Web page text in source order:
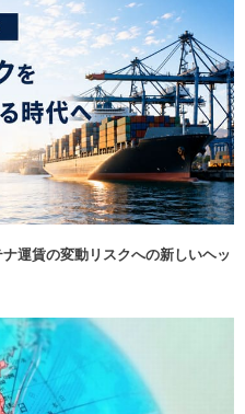
運賃の変動リスクへの新しいヘッ